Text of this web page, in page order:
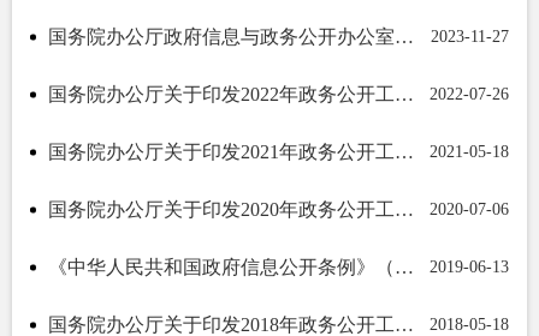
2023-11-27
国务院办公厅政府信息与政务公开办公室关于政府信息公开处理决定送达问题的解释
2022-07-26
国务院办公厅关于印发2022年政务公开工作要点的通知
2021-05-18
国务院办公厅关于印发2021年政务公开工作要点的通知 国办发〔2021〕12号
2020-07-06
国务院办公厅关于印发2020年政务公开工作要点的通知
2019-06-13
《中华人民共和国政府信息公开条例》（国务院令711号）
2018-05-18
国务院办公厅关于印发2018年政务公开工作要点的通知